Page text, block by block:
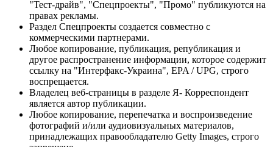
"Тест-драйв", "Спецпроекты", "Промо" публикуются на
правах рекламы.
Раздел Спецпроекты создается совместно с
коммерческими партнерами.
Любое копирование, публикация, републикация и
другое распространение информации, которое содержит
ссылку на "Интерфакс-Украина", EPA / UPG, строго
воспрещается.
Владелец веб-страницы в разделе Я- Корреспондент
является автор публикации.
Любое копирование, перепечатка и воспроизведение
фотографий и/или аудиовизуальных материалов,
принадлежащих правообладателю Getty Images, строго